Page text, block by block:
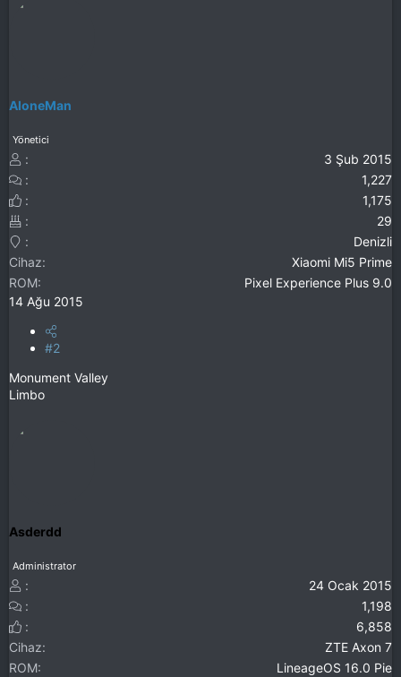
AloneMan
Yönetici
3 Şub 2015
1,227
1,175
29
Denizli
Cihaz
Xiaomi Mi5 Prime
ROM
Pixel Experience Plus 9.0
14 Ağu 2015
#2
Monument Valley
Limbo
Asderdd
Administrator
24 Ocak 2015
1,198
6,858
Cihaz
ZTE Axon 7
ROM
LineageOS 16.0 Pie